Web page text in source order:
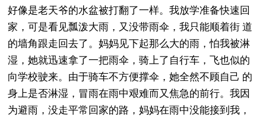
好像是老天爷的水盆被打翻了一样。我放学准备快速回
家，可是看见瓢泼大雨，又没带雨伞，我只能顺着街 道
的墙角跟走回去了。妈妈见下起那么大的雨，怕我被淋
湿，她就迅速拿了一把雨伞，骑上了自行车，飞也似的
向学校驶来。由于骑车不方便撑伞，她全然不顾自己 的
身上是否淋湿，冒雨在雨中艰难而又焦急的前行。我因
为避雨，没走平常回家的路，妈妈在雨中没能接到我，